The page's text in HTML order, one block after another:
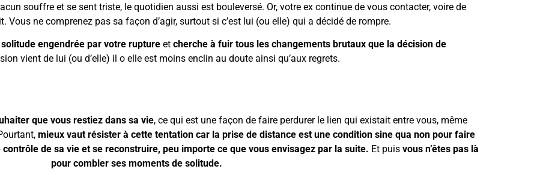
souffre et se sent triste, le quotidien aussi est bouleversé. Or, votre ex continue de vous contacter, voire de
Vous ne comprenez pas sa façon d’agir, surtout si c’est lui (ou elle) qui a décidé de rompre.
engendrée par votre rupture et cherche à fuir tous les changements brutaux que la décision de
vient de lui (ou d’elle) il o elle est moins enclin au doute ainsi qu’aux regrets.
que vous restiez dans sa vie, ce qui est une façon de faire perdurer le lien qui existait entre vous, même
mieux vaut résister à cette tentation car la prise de distance est une condition sine qua non pour faire
de sa vie et se reconstruire, peu importe ce que vous envisagez par la suite. Et puis vous n’êtes pas là
pour combler ses moments de solitude.